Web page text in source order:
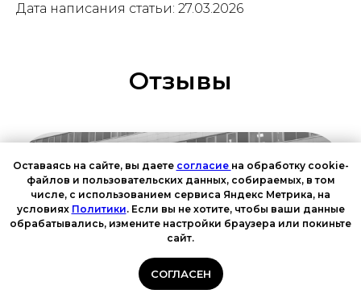
Дата написания статьи: 27.03.2026
Отзывы
Оставаясь на сайте, вы даете согласие на обработку cookie-
файлов и пользовательских данных, собираемых, в том
числе, с использованием сервиса Яндекс Метрика, на
условиях Политики. Если вы не хотите, чтобы ваши данные
обрабатывались, измените настройки браузера или покиньте
сайт.
СОГЛАСЕН